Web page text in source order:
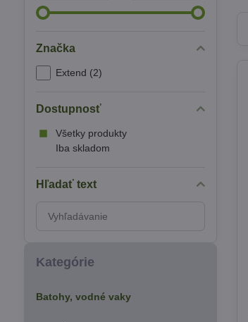
Značka
Extend (2)
Dostupnosť
Všetky produkty
Iba skladom
Hľadať text
výsledky
fulltextom
Kategórie
Batohy, vodné vaky